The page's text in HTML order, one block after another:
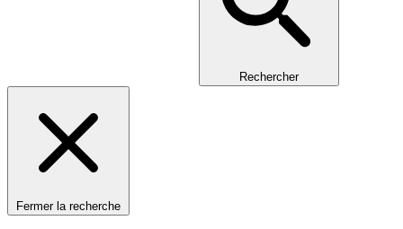
Rechercher
Fermer la recherche